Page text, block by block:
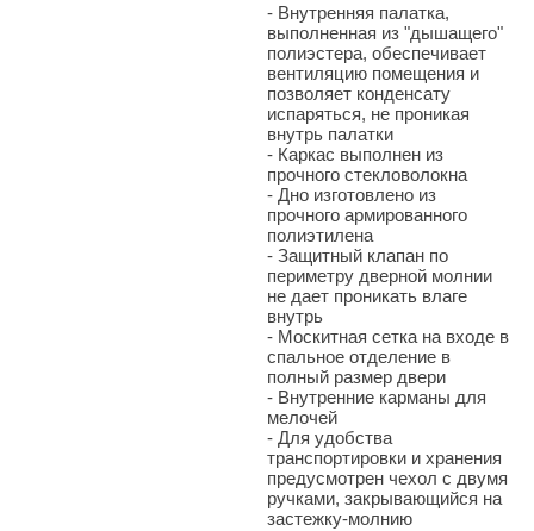
- Внутренняя палатка,
выполненная из "дышащего"
полиэстера, обеспечивает
вентиляцию помещения и
позволяет конденсату
испаряться, не проникая
внутрь палатки
- Каркас выполнен из
прочного стекловолокна
- Дно изготовлено из
прочного армированного
полиэтилена
- Защитный клапан по
периметру дверной молнии
не дает проникать влаге
внутрь
- Москитная сетка на входе в
спальное отделение в
полный размер двери
- Внутренние карманы для
мелочей
- Для удобства
транспортировки и хранения
предусмотрен чехол с двумя
ручками, закрывающийся на
застежку-молнию